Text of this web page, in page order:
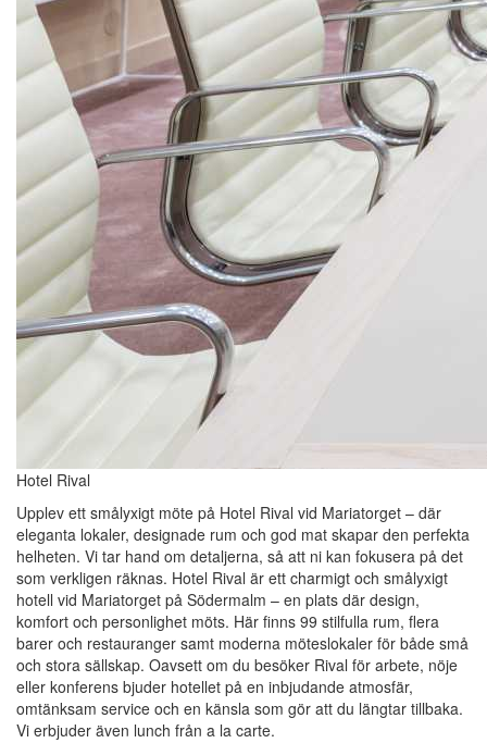
Hotel Rival
Upplev ett smålyxigt möte på Hotel Rival vid Mariatorget – där
eleganta lokaler, designade rum och god mat skapar den perfekta
helheten. Vi tar hand om detaljerna, så att ni kan fokusera på det
som verkligen räknas. Hotel Rival är ett charmigt och smålyxigt
hotell vid Mariatorget på Södermalm – en plats där design,
komfort och personlighet möts. Här finns 99 stilfulla rum, flera
barer och restauranger samt moderna möteslokaler för både små
och stora sällskap. Oavsett om du besöker Rival för arbete, nöje
eller konferens bjuder hotellet på en inbjudande atmosfär,
omtänksam service och en känsla som gör att du längtar tillbaka.
Vi erbjuder även lunch från a la carte.